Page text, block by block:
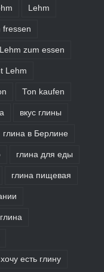
Lehm
fressen
Lehm zum essen
Lehm
Ton kaufen
вкус глины
глина в Берлине
глина для еды
глина пищевая
хочу есть глину